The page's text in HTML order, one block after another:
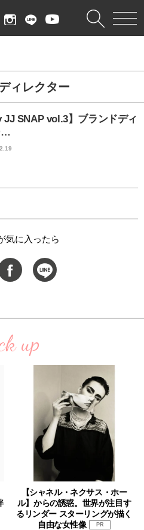
ィレクター
JJ SNAP vol.3】ブランドディ
…
気に入ったら
up
【シャネル・ネクサス・ホー
ル】からの誘惑。世界が注目す
るリンダー スターリングが描く
自由な女性像
PR